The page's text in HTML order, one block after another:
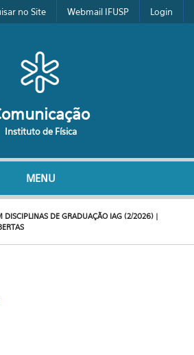
no Site Webmail IFUSP Login
Instituto de Física
MENU
DISCIPLINAS DE GRADUAÇÃO IAG (2/2026) |